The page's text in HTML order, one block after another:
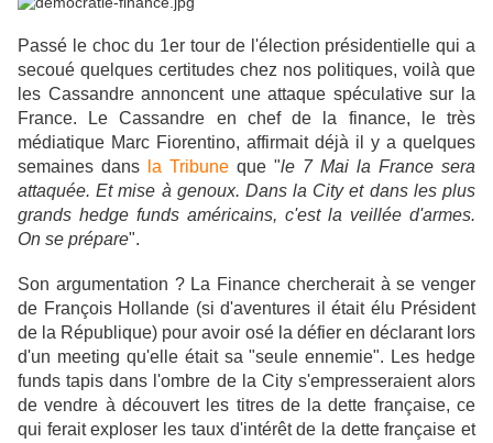
Passé le choc du 1er tour de l'élection présidentielle qui a
secoué quelques certitudes chez nos politiques, voilà que
les Cassandre annoncent une attaque spéculative sur la
France. Le Cassandre en chef de la finance, le très
médiatique Marc Fiorentino, affirmait déjà il y a quelques
semaines dans
la Tribune que "le 7 Mai la France sera
attaquée. Et mise à genoux. Dans la City et dans les plus
grands hedge funds américains, c'est la veillée d'armes.
On se prépare".
Son argumentation ? La Finance chercherait à se venger
de François Hollande (si d'aventures il était élu Président
de la République) pour avoir osé la défier en déclarant lors
d'un meeting qu'elle était sa "seule ennemie". Les hedge
funds tapis dans l'ombre de la City s'empresseraient alors
de vendre à découvert les titres de la dette française, ce
qui ferait exploser les taux d'intérêt de la dette française et